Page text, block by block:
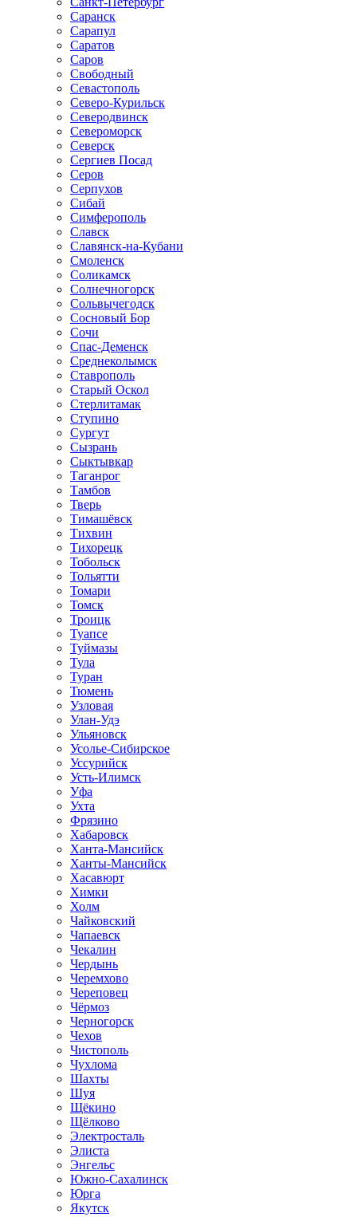
Саранск
Сарапул
Саратов
Саров
Свободный
Севастополь
Северо-Курильск
Северодвинск
Североморск
Северск
Сергиев Посад
Серов
Серпухов
Сибай
Симферополь
Славск
Славянск-на-Кубани
Смоленск
Соликамск
Солнечногорск
Сольвычегодск
Сосновый Бор
Сочи
Спас-Деменск
Среднеколымск
Ставрополь
Старый Оскол
Стерлитамак
Ступино
Сургут
Сызрань
Сыктывкар
Таганрог
Тамбов
Тверь
Тимашёвск
Тихвин
Тихорецк
Тобольск
Тольятти
Томари
Томск
Троицк
Туапсе
Туймазы
Тула
Туран
Тюмень
Узловая
Улан-Удэ
Ульяновск
Усолье-Сибирское
Уссурийск
Усть-Илимск
Уфа
Ухта
Фрязино
Хабаровск
Ханта-Мансийск
Ханты-Мансийск
Хасавюрт
Химки
Холм
Чайковский
Чапаевск
Чекалин
Чердынь
Черемхово
Череповец
Чёрмоз
Черногорск
Чехов
Чистополь
Чухлома
Шахты
Шуя
Щёкино
Щёлково
Электросталь
Элиста
Энгельс
Южно-Сахалинск
Юрга
Якутск